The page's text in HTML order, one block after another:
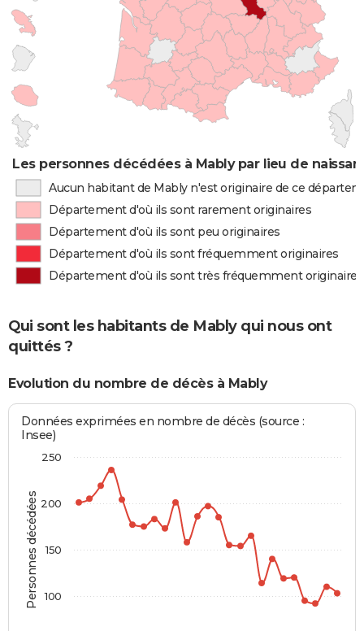
Les personnes décédées à Mably par lieu de
Aucun habitant de Mably n'est originaire de ce
Département d'où ils sont rarement originaires
Département d'où ils sont peu originaires
Département d'où ils sont fréquemment originaires
Département d'où ils sont très fréquemment originaires
Qui sont les habitants de Mably qui nous ont
quittés ?
Evolution du nombre de décès à Mably
Personnes décédées
Données exprimées en nombre de décès (source :
Insee)
100
150
200
250